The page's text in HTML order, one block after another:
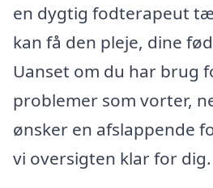
en dygtig fodterapeut
kan få den pleje, dine
Uanset om du har brug
problemer som vorter,
ønsker en afslappende
vi oversigten klar for dig.